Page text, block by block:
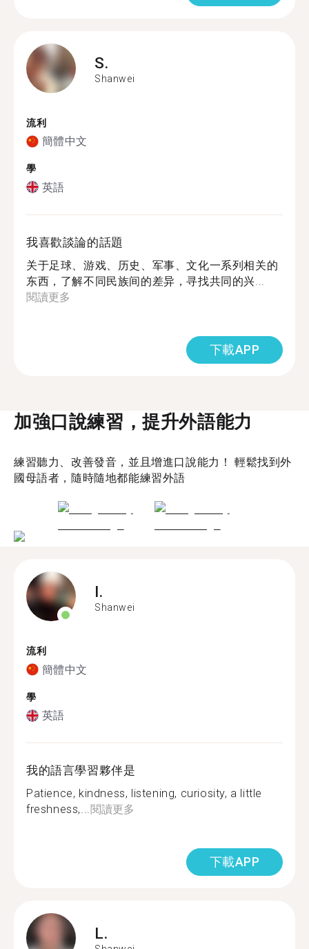
S.
Shanwei
流利
簡體中文
學
英語
我喜歡談論的話題
关于足球、游戏、历史、军事、文化一系列相关的
东西，了解不同民族间的差异，寻找共同的兴...
閱讀更多
下載APP
加強口說練習，提升外語能力
練習聽力、改善發音，並且增進口說能力！ 輕鬆找到外
國母語者，隨時隨地都能練習外語
I.
Shanwei
流利
簡體中文
學
英語
我的語言學習夥伴是
Patience, kindness, listening, curiosity, a little
freshness,...閱讀更多
下載APP
L.